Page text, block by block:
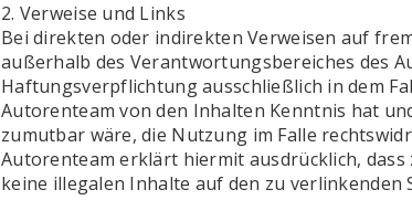
2. Verweise und Links
Bei direkten oder indirekten Verweisen auf
außerhalb des Verantwortungsbereiches des
Haftungsverpflichtung ausschließlich in dem
Autorenteam von den Inhalten Kenntnis hat
zumutbar wäre, die Nutzung im Falle
Autorenteam erklärt hiermit ausdrücklich,
keine illegalen Inhalte auf den zu verlinkenden